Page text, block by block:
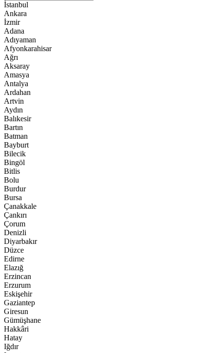
İstanbul
Ankara
İzmir
Adana
Adıyaman
Afyonkarahisar
Ağrı
Aksaray
Amasya
Antalya
Ardahan
Artvin
Aydın
Balıkesir
Bartın
Batman
Bayburt
Bilecik
Bingöl
Bitlis
Bolu
Burdur
Bursa
Çanakkale
Çankırı
Çorum
Denizli
Diyarbakır
Düzce
Edirne
Elazığ
Erzincan
Erzurum
Eskişehir
Gaziantep
Giresun
Gümüşhane
Hakkâri
Hatay
Iğdır